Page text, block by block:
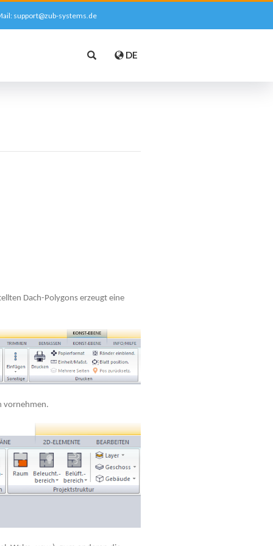
support@zub-systems.de
DE
Dach-Polygons erzeugt eine
vornehmen.